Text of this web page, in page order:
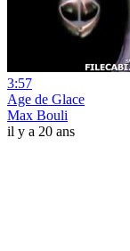
3:57
Age de Glace
Max Bouli
il y a 20 ans